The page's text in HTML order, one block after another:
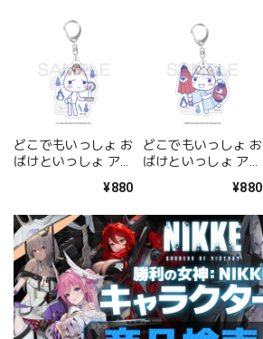
どこでもいっしょ お
ばけといっしょ アク
トロ 肝試しver.>¥880
どこでもいっしょ お
ばけといっしょ アク
¥880